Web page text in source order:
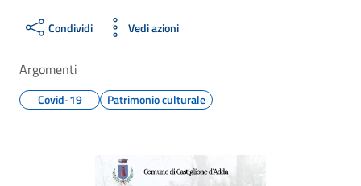
Condividi Vedi azioni
Argomenti
Covid-19 Patrimonio culturale